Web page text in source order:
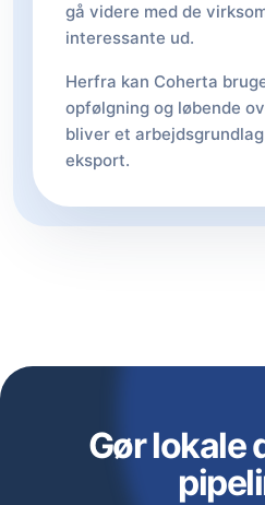
gå videre med de
interessante ud.
Herfra kan Coherta
opfølgning og løbende
bliver et
eksport.
Gør lokale